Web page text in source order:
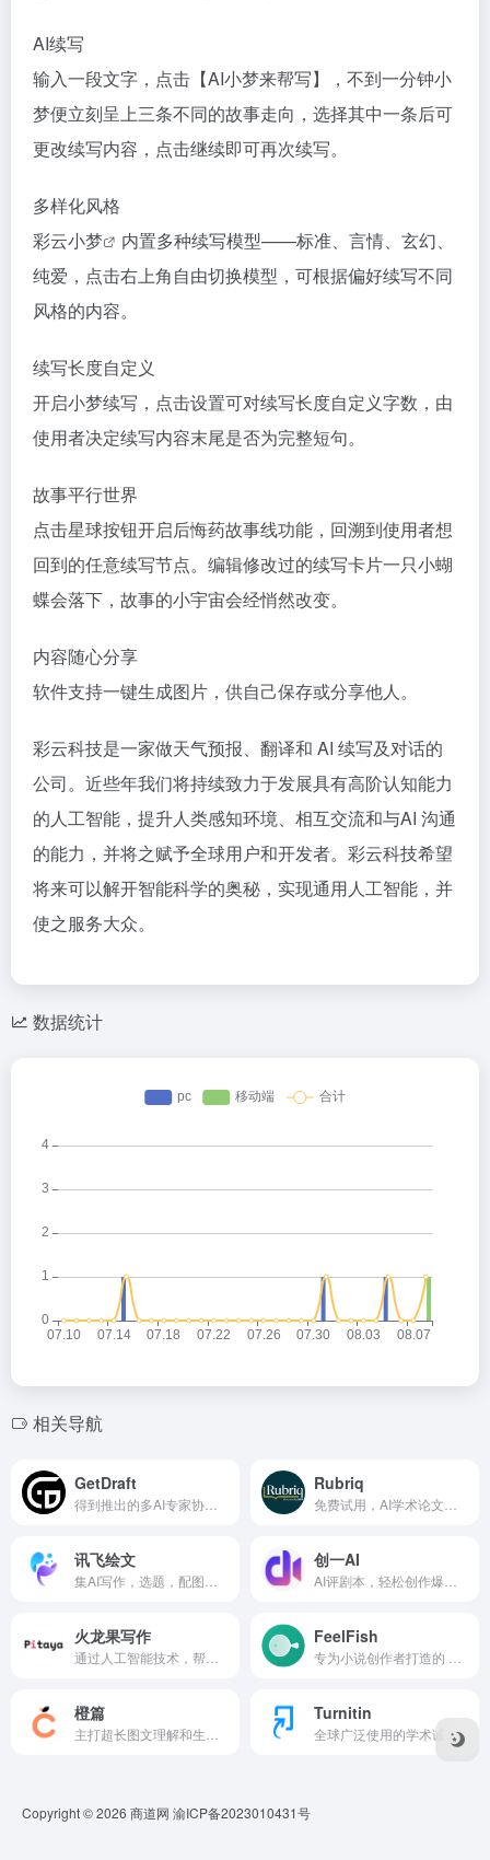
AI续写
输入一段文字，点击【AI小梦来帮写】，不到一分钟小
梦便立刻呈上三条不同的故事走向，选择其中一条后可
更改续写内容，点击继续即可再次续写。
多样化风格
彩云小梦
内置多种续写模型——标准、言情、玄幻、
纯爱，点击右上角自由切换模型，可根据偏好续写不同
风格的内容。
续写长度自定义
开启小梦续写，点击设置可对续写长度自定义字数，由
使用者决定续写内容末尾是否为完整短句。
故事平行世界
点击星球按钮开启后悔药故事线功能，回溯到使用者想
回到的任意续写节点。编辑修改过的续写卡片一只小蝴
蝶会落下，故事的小宇宙会经悄然改变。
内容随心分享
软件支持一键生成图片，供自己保存或分享他人。
彩云科技是一家做天气预报、翻译和 AI 续写及对话的
公司。近些年我们将持续致力于发展具有高阶认知能力
的人工智能，提升人类感知环境、相互交流和与AI 沟通
的能力，并将之赋予全球用户和开发者。彩云科技希望
将来可以解开智能科学的奥秘，实现通用人工智能，并
使之服务大众。
数据统计
相关导航
GetDraft Rubriq
讯飞绘文 创一AI
火龙果写作 FeelFish
橙篇 Turnitin
全球广泛使用的学术诚信平台，通过庞大的数据库比对，检测论文中的抄袭行为。
Copyright © 2026 商道网 渝ICP备2023010431号